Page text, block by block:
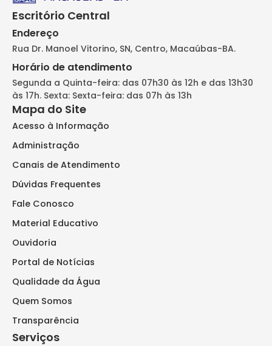
Escritório Central
Endereço
Rua Dr. Manoel Vitorino, SN, Centro, Macaúbas-BA.
Horário de atendimento
Segunda a Quinta-feira: das 07h30 às 12h e das 13h30
às 17h. Sexta: Sexta-feira: das 07h às 13h
Mapa do Site
Acesso à Informação
Administração
Canais de Atendimento
Dúvidas Frequentes
Fale Conosco
Material Educativo
Ouvidoria
Portal de Notícias
Qualidade da Água
Quem Somos
Transparência
Serviços